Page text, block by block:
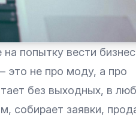
попытку вести
это не про моду, а про
без выходных, в
собирает заявки,